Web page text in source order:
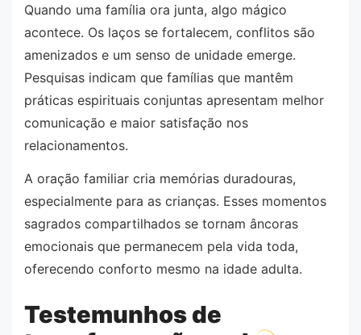
Quando uma família ora junta, algo mágico
acontece. Os laços se fortalecem, conflitos são
amenizados e um senso de unidade emerge.
Pesquisas indicam que famílias que mantêm
práticas espirituais conjuntas apresentam melhor
comunicação e maior satisfação nos
relacionamentos.
A oração familiar cria memórias duradouras,
especialmente para as crianças. Esses momentos
sagrados compartilhados se tornam âncoras
emocionais que permanecem pela vida toda,
oferecendo conforto mesmo na idade adulta.
Testemunhos de